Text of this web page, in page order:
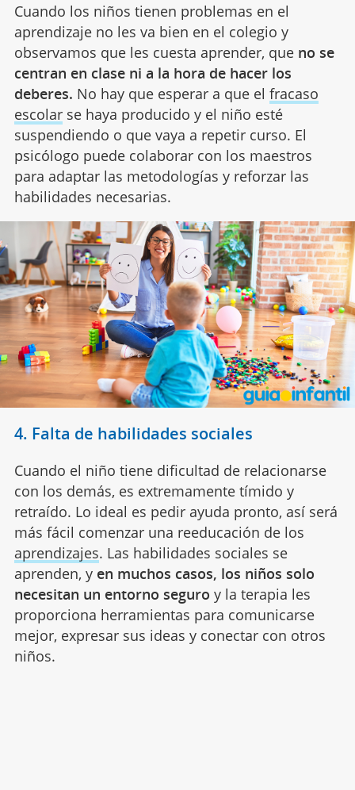
Cuando los niños tienen problemas en el
aprendizaje no les va bien en el colegio y
observamos que les cuesta aprender, que no se
centran en clase ni a la hora de hacer los
deberes. No hay que esperar a que el fracaso
escolarse haya producido y el niño esté
suspendiendo o que vaya a repetir curso. El
psicólogo puede colaborar con los maestros
para adaptar las metodologías y reforzar las
habilidades necesarias.
4. Falta de habilidades sociales
Cuando el niño tiene dificultad de relacionarse
con los demás, es extremamente tímido y
retraído. Lo ideal es pedir ayuda pronto, así será
más fácil comenzar una reeducación de los
aprendizajes. Las habilidades sociales se
aprenden, y en muchos casos, los niños solo
necesitan un entorno seguro y la terapia les
proporciona herramientas para comunicarse
mejor, expresar sus ideas y conectar con otros
niños.